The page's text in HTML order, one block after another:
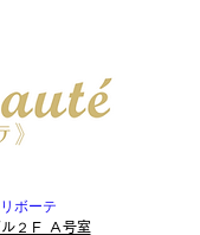
ボーテ
２Ｆ Ａ号室